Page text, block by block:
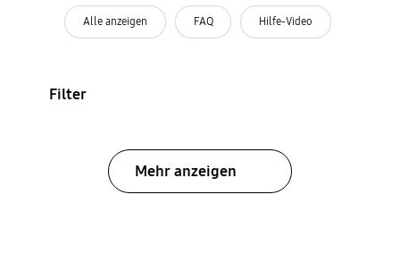
Alle anzeigen FAQ Hilfe-Video
Filter
Mehr anzeigen